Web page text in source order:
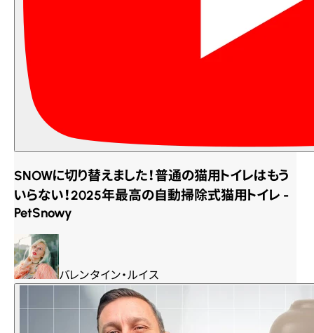
SNOWに切り替えました！普通の猫用トイレはもう
いらない！2025年最高の自動掃除式猫用トイレ -
PetSnowy
バレンタイン・ルイス